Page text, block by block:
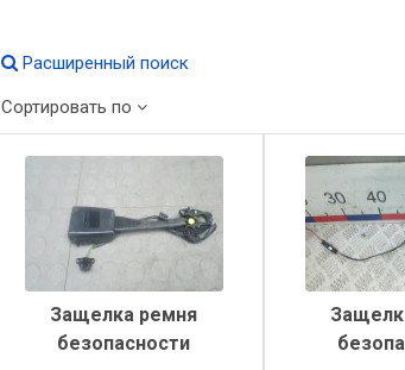
Расширенный поиск
Сортировать по
Защелка ремня
безопасности